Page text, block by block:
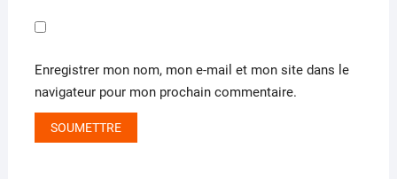
Enregistrer mon nom, mon e-mail et mon site dans le
navigateur pour mon prochain commentaire.